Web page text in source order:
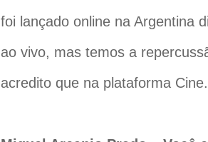
foi lançado online na Argentina
ao vivo, mas temos a
acredito que na plataforma